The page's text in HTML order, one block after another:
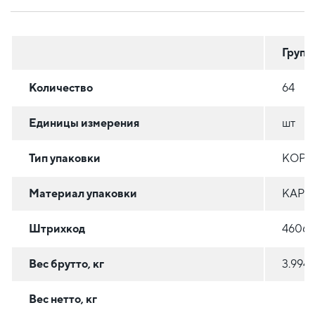
Количество 64
Единицы измерения шт
Тип упаковки
Материал упаковки
Штрихкод
Вес брутто, кг 3.994
Вес нетто, кг